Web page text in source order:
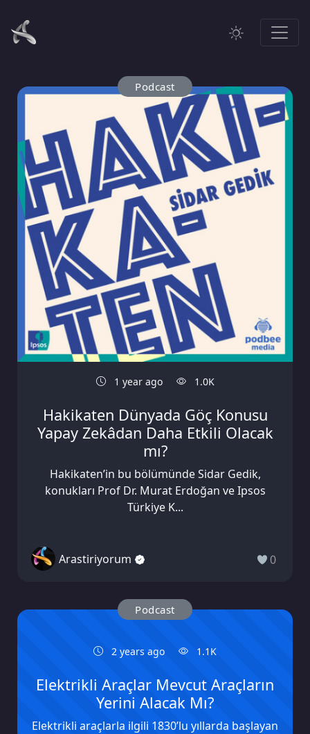
Podcast
1 year ago 1.0K
Hakikaten Dünyada Göç Konusu
Yapay Zekâdan Daha Etkili Olacak
mı?
Hakikaten’in bu bölümünde Sidar Gedik,
konukları Prof Dr. Murat Erdoğan ve Ipsos
Türkiye K...
Arastiriyorum 0
2 years ago 1.1K
Podcast
Elektrikli Araçlar Mevcut Araçların
Yerini Alacak Mı?
Elektrikli araçlarla ilgili 1830’lu yıllarda başlayan